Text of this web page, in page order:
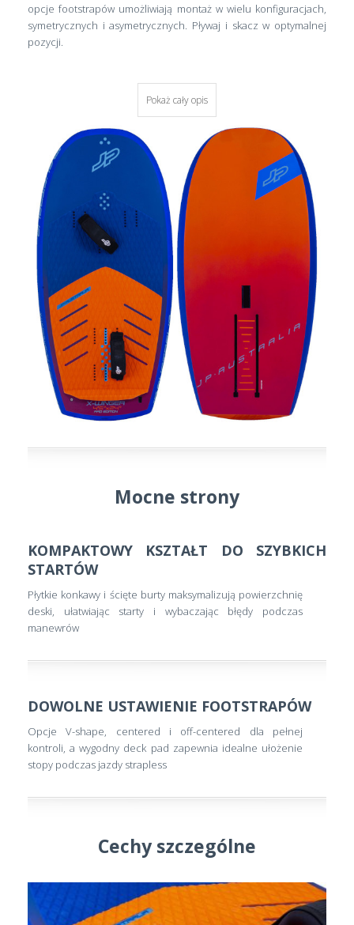
opcje footstrapów umożliwiają montaż w wielu konfiguracjach,
symetrycznych i asymetrycznych. Pływaj i skacz w optymalnej
pozycji.
Pokaż cały opis
Mocne strony
KOMPAKTOWY KSZTAŁT DO SZYBKICH
STARTÓW
Płytkie konkawy i ścięte burty maksymalizują powierzchnię
deski, ułatwiając starty i wybaczając błędy podczas
manewrów
DOWOLNE USTAWIENIE FOOTSTRAPÓW
Opcje V-shape, centered i off-centered dla pełnej
kontroli, a wygodny deck pad zapewnia idealne ułożenie
stopy podczas jazdy strapless
Cechy szczególne